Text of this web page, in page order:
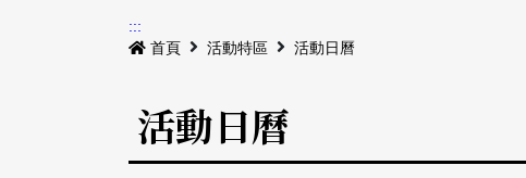
:::
首頁
活動特區 活動日曆
活動日曆